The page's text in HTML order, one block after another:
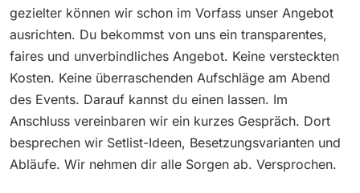
gezielter können wir schon im Vorfass unser Angebot
ausrichten. Du bekommst von uns ein transparentes,
faires und unverbindliches Angebot. Keine versteckten
Kosten. Keine überraschenden Aufschläge am Abend
des Events. Darauf kannst du einen lassen. Im
Anschluss vereinbaren wir ein kurzes Gespräch. Dort
besprechen wir Setlist-Ideen, Besetzungsvarianten und
Abläufe. Wir nehmen dir alle Sorgen ab. Versprochen.